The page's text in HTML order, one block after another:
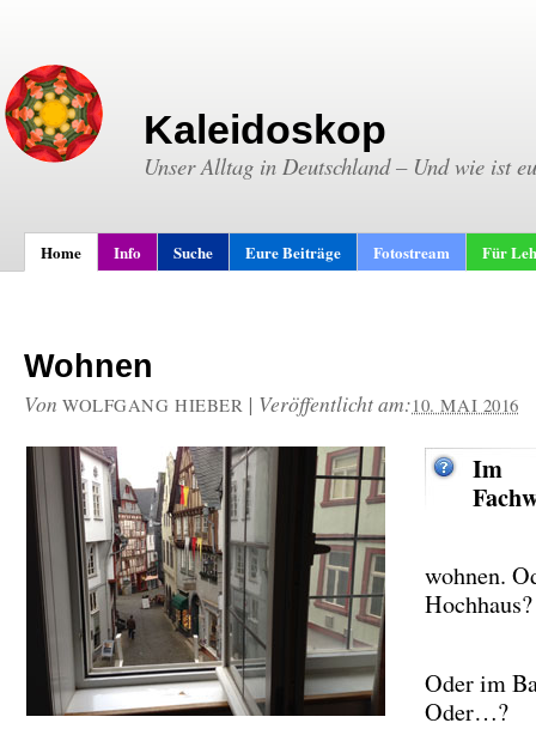
Kaleidoskop
Unser Alltag in Deutschland – Und wie ist
Home Info Suche Eure Beiträge Fotostream Für
Wohnen
Von WOLFGANG HIEBER | Veröffentlicht am:10. MAI 2016
Im
wohnen.
Hochhaus?
Oder im
Oder…?